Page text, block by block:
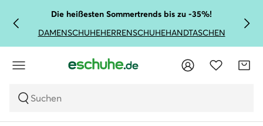
Die heißesten Sommertrends bis zu -35%!
DAMENSCHUHEHERRENSCHUHEHANDTASCHEN
Suchen